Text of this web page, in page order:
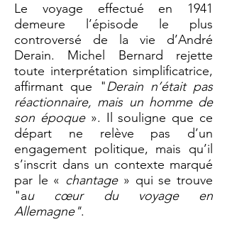
Le voyage effectué en 1941
demeure l’épisode le plus
controversé de la vie d’André
Derain. Michel Bernard rejette
toute interprétation simplificatrice,
affirmant que "Derain n’était pas
réactionnaire, mais un homme de
son époque». Il souligne que ce
départ ne relève pas d’un
engagement politique, mais qu’il
s’inscrit dans un contexte marqué
par le « chantage » qui se trouve
"au cœur du voyage en
Allemagne".